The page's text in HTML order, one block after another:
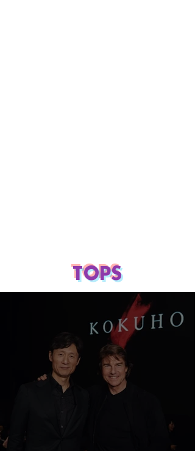
TOPS